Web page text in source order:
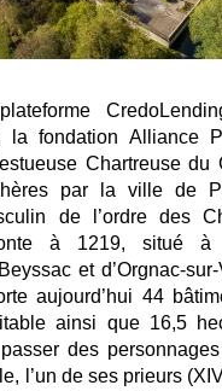
la fondation Alliance
Chartreuse du
par la ville de
de l’ordre des
à 1219, situé
et d’Orgnac-
aujourd’hui 44
ainsi que 16,5
des
l’un de ses prieurs